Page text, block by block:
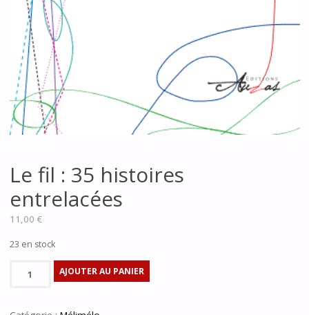
Le fil : 35 histoires
entrelacées
11,00 €
23 en stock
AJOUTER AU PANIER